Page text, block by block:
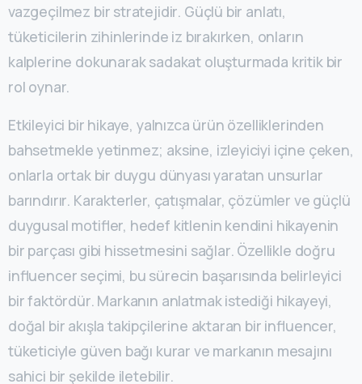
vazgeçilmez bir stratejidir. Güçlü bir anlatı,
tüketicilerin zihinlerinde iz bırakırken, onların
kalplerine dokunarak sadakat oluşturmada kritik bir
rol oynar.
Etkileyici bir hikaye, yalnızca ürün özelliklerinden
bahsetmekle yetinmez; aksine, izleyiciyi içine çeken,
onlarla ortak bir duygu dünyası yaratan unsurlar
barındırır. Karakterler, çatışmalar, çözümler ve güçlü
duygusal motifler, hedef kitlenin kendini hikayenin
bir parçası gibi hissetmesini sağlar. Özellikle doğru
influencer seçimi, bu sürecin başarısında belirleyici
bir faktördür. Markanın anlatmak istediği hikayeyi,
doğal bir akışla takipçilerine aktaran bir influencer,
tüketiciyle güven bağı kurar ve markanın mesajını
sahici bir şekilde iletebilir.